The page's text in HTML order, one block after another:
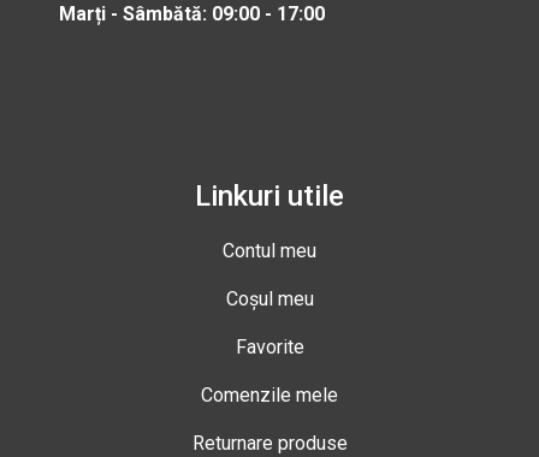
Marți - Sâmbătă: 09:00 - 17:00
Linkuri utile
Contul meu
Coșul meu
Favorite
Comenzile mele
Returnare produse